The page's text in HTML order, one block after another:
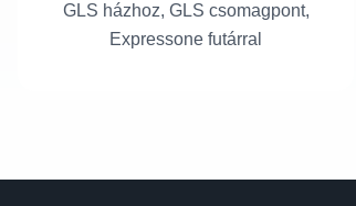
GLS házhoz, GLS csomagpont,
Expressone futárral